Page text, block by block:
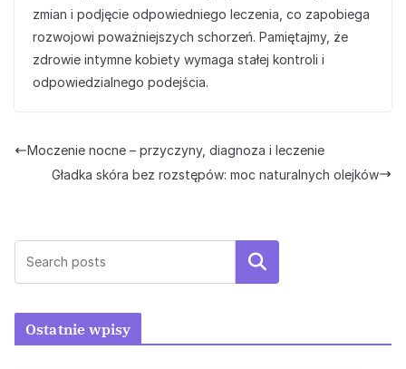
zmian i podjęcie odpowiedniego leczenia, co zapobiega
rozwojowi poważniejszych schorzeń. Pamiętajmy, że
zdrowie intymne kobiety wymaga stałej kontroli i
odpowiedzialnego podejścia.
Moczenie nocne – przyczyny, diagnoza i leczenie
Gładka skóra bez rozstępów: moc naturalnych olejków
Szukaj
Ostatnie wpisy